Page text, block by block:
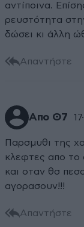
αντίποινα.
ρευστότητα
δώσει κι άλλη
Απαντήστε
Απο Θ7
Παρσμυθι της
κλεφτες απο το
και οταν θσ
αγορασουν!!!
Απαντήστε